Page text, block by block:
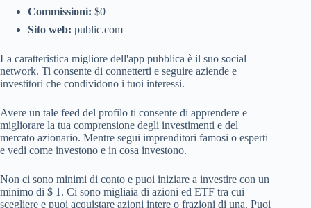
Commissioni: $0
Sito web: public.com
La caratteristica migliore dell'app pubblica è il suo social
network. Ti consente di connetterti e seguire aziende e
investitori che condividono i tuoi interessi.
Avere un tale feed del profilo ti consente di apprendere e
migliorare la tua comprensione degli investimenti e del
mercato azionario. Mentre segui imprenditori famosi o esperti
e vedi come investono e in cosa investono.
Non ci sono minimi di conto e puoi iniziare a investire con un
minimo di $ 1. Ci sono migliaia di azioni ed ETF tra cui
scegliere e puoi acquistare azioni intere o frazioni di una. Puoi